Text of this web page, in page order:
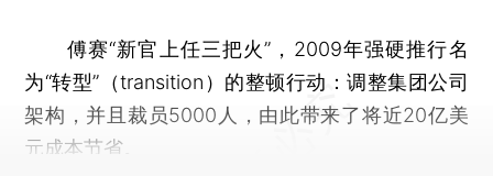
傅赛“新官上任三把火”，2009年强硬推行名
为“转型”（transition）的整顿行动：调整集团公司
架构，并且裁员5000人，由此带来了将近20亿美
元成本节省。